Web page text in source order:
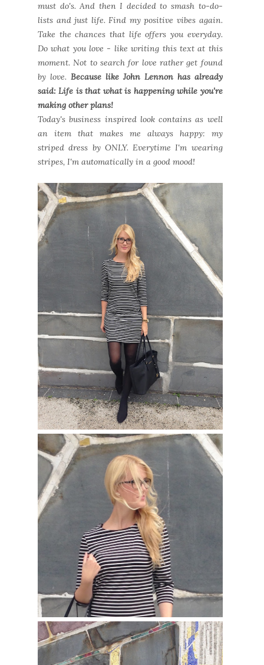
must do's. And then I decided to smash to-do-
lists and just life. Find my positive vibes again.
Take the chances that life offers you everyday.
Do what you love - like writing this text at this
moment. Not to search for love rather get found
by love. Because like John Lennon has already
said: Life is that what is happening while you're
making other plans!
Today's business inspired look contains as well
an item that makes me always happy: my
striped dress by ONLY. Everytime I'm wearing
stripes, I'm automatically in a good mood!